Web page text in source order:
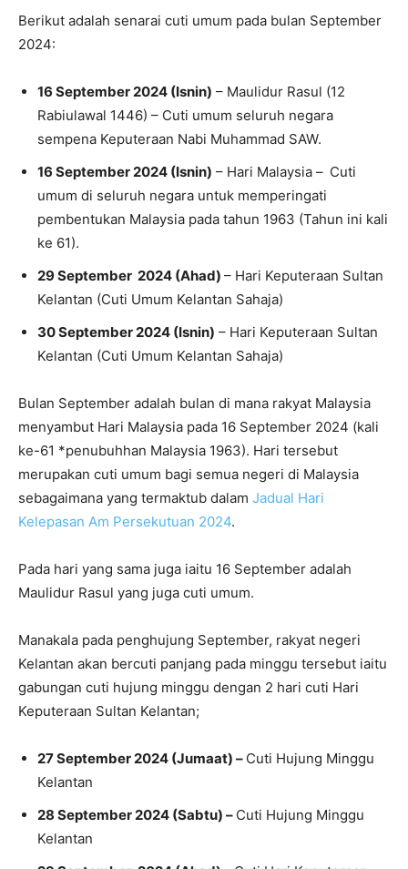
Berikut adalah senarai cuti umum pada bulan September
2024:
16 September 2024 (Isnin) – Maulidur Rasul (12
Rabiulawal 1446) – Cuti umum seluruh negara
sempena Keputeraan Nabi Muhammad SAW.
16 September 2024 (Isnin) – Hari Malaysia – Cuti
umum di seluruh negara untuk memperingati
pembentukan Malaysia pada tahun 1963 (Tahun ini kali
ke 61).
29 September 2024 (Ahad) – Hari Keputeraan Sultan
Kelantan (Cuti Umum Kelantan Sahaja)
30 September 2024 (Isnin) – Hari Keputeraan Sultan
Kelantan (Cuti Umum Kelantan Sahaja)
Bulan September adalah bulan di mana rakyat Malaysia
menyambut Hari Malaysia pada 16 September 2024 (kali
ke-61 *penubuhhan Malaysia 1963). Hari tersebut
merupakan cuti umum bagi semua negeri di Malaysia
sebagaimana yang termaktub dalam Jadual Hari
Kelepasan Am Persekutuan 2024.
Pada hari yang sama juga iaitu 16 September adalah
Maulidur Rasul yang juga cuti umum.
Manakala pada penghujung September, rakyat negeri
Kelantan akan bercuti panjang pada minggu tersebut iaitu
gabungan cuti hujung minggu dengan 2 hari cuti Hari
Keputeraan Sultan Kelantan;
27 September 2024 (Jumaat) – Cuti Hujung Minggu
Kelantan
28 September 2024 (Sabtu) – Cuti Hujung Minggu
Kelantan